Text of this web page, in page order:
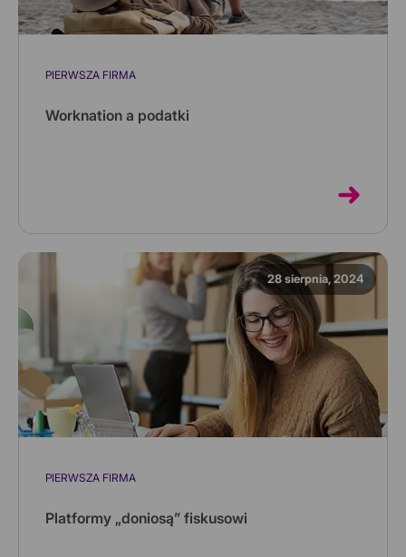
PIERWSZA FIRMA
Worknation a podatki
28 sierpnia, 2024
PIERWSZA FIRMA
Platformy „doniosą” fiskusowi